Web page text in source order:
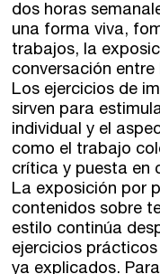
Tel 91 531 15 09
WhatsApp 619
Horario de
De lunes a viernes
de 10 a 15 y 17 a
dos horas
una forma viva,
trabajos, la
conversación
Los ejercicios de
sirven para
individual y el
como el trabajo
crítica y puesta en
La exposición por
contenidos sobre
estilo continúa
ejercicios
ya explicados.